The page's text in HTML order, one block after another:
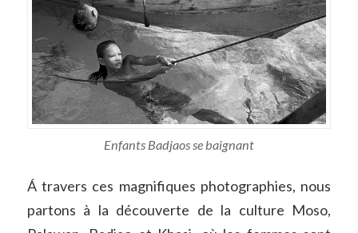
Enfants Badjaos se baignant
Á travers ces magnifiques photographies, nous
partons à la découverte de la culture Moso,